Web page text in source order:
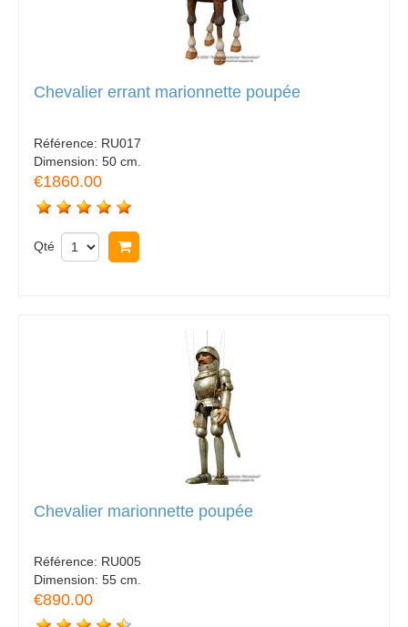
Chevalier errant marionnette poupée
Référence: RU017
Dimension: 50 cm.
€1860.00
Qté
Chevalier marionnette poupée
Référence: RU005
Dimension: 55 cm.
€890.00